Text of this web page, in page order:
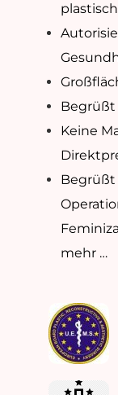
Begrüßt
Keine
Begrüßt
mehr …